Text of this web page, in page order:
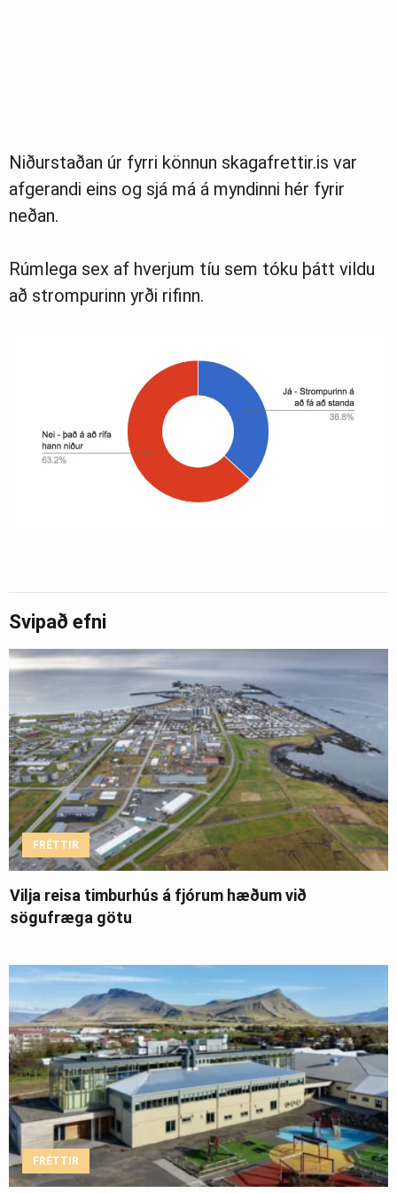
Niðurstaðan úr fyrri könnun skagafrettir.is var
afgerandi eins og sjá má á myndinni hér fyrir
neðan.
Rúmlega sex af hverjum tíu sem tóku þátt vildu
að strompurinn yrði rifinn.
Svipað efni
FRÉTTIR
Vilja reisa timburhús á fjórum hæðum við
sögufræga götu
FRÉTTIR